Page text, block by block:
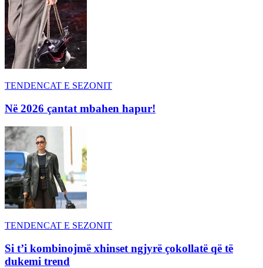
TENDENCAT E SEZONIT
Në 2026 çantat mbahen hapur!
TENDENCAT E SEZONIT
Si t’i kombinojmë xhinset ngjyrë çokollatë që të
dukemi trend